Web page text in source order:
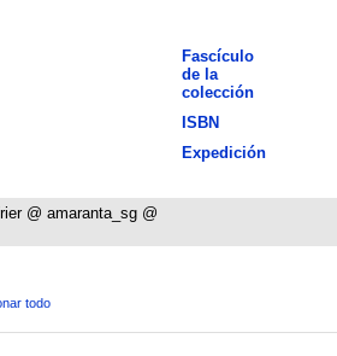
Fascículo
de la
colección
ISBN
Expedición
@ amaranta_sg @
todo